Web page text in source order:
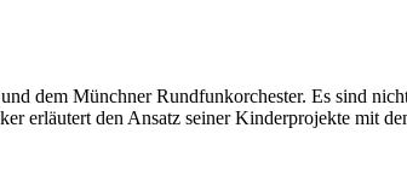
dem Münchner Rundfunkorchester. Es sind
erläutert den Ansatz seiner Kinderprojekte mit